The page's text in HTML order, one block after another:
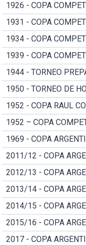
1926 - COPA
1931 - COPA
1934 - COPA
1939 - COPA
1944 - TORNEO
1950 - TORNEO DE
1952 - COPA RAUL
1952 – COPA
1969 - COPA
2011/12 - COPA
2012/13 - COPA
2013/14 - COPA
2014/15 - COPA
2015/16 - COPA
2017 - COPA